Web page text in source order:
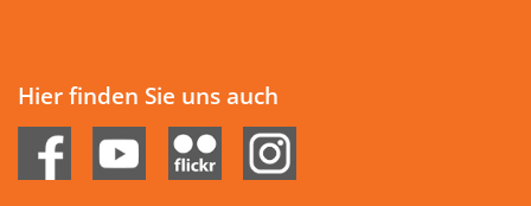
Hier finden Sie uns auch